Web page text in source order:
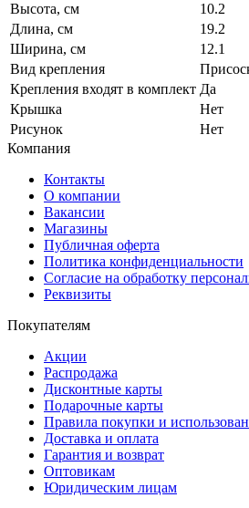
Высота, см
10.2
Длина, см
19.2
Ширина, см
12.1
Вид крепления
Крепления входят в комплект Да
Крышка
Нет
Рисунок
Нет
Компания
Контакты
О компании
Вакансии
Магазины
Публичная оферта
Политика конфиденциальности
Согласие на обработку
Реквизиты
Покупателям
Акции
Распродажа
Дисконтные карты
Подарочные карты
Правила покупки и
Доставка и оплата
Гарантия и возврат
Оптовикам
Юридическим лицам